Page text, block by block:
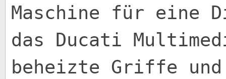
Maschine für eine
das Ducati
beheizte Griffe